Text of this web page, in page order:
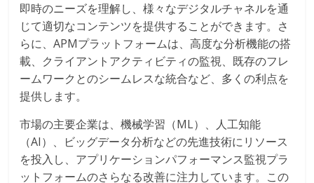
即時のニーズを理解し、様々なデジタルチャネルを通
じて適切なコンテンツを提供することができます。さ
らに、APMプラットフォームは、高度な分析機能の搭
載、クライアントアクティビティの監視、既存のフレ
ームワークとのシームレスな統合など、多くの利点を
提供します。
市場の主要企業は、機械学習（ML）、人工知能
（AI）、ビッグデータ分析などの先進技術にリソース
を投入し、アプリケーションパフォーマンス監視プラ
ットフォームのさらなる改善に注力しています。この